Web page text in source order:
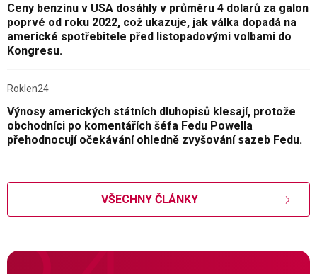
Ceny benzinu v USA dosáhly v průměru 4 dolarů za galon
poprvé od roku 2022, což ukazuje, jak válka dopadá na
americké spotřebitele před listopadovými volbami do
Kongresu.
Roklen24
Výnosy amerických státních dluhopisů klesají, protože
obchodníci po komentářích šéfa Fedu Powella
přehodnocují očekávání ohledně zvyšování sazeb Fedu.
VŠECHNY ČLÁNKY